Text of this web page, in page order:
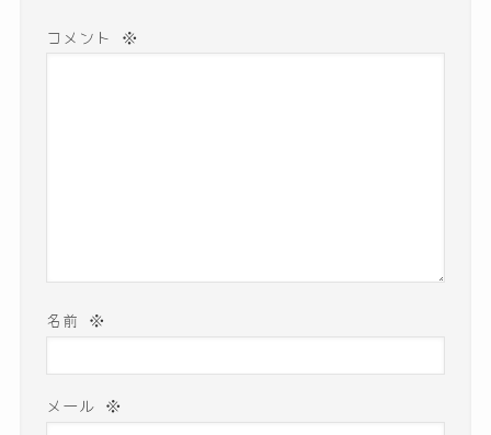
コメント ※
名前 ※
メール ※